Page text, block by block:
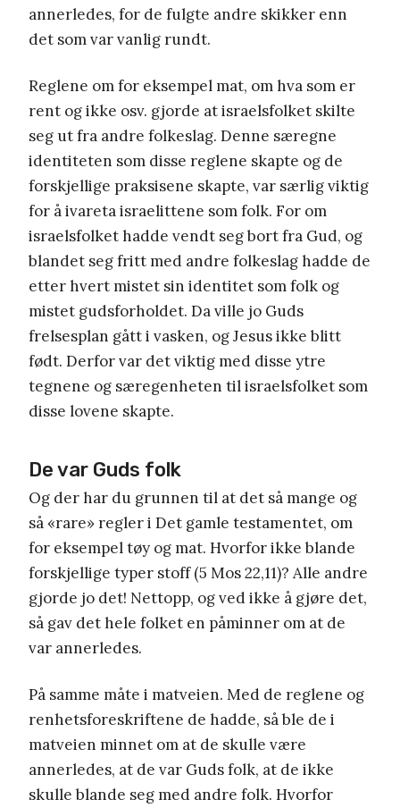
annerledes, for de fulgte andre skikker enn
det som var vanlig rundt.
Reglene om for eksempel mat, om hva som er
rent og ikke osv. gjorde at israelsfolket skilte
seg ut fra andre folkeslag. Denne særegne
identiteten som disse reglene skapte og de
forskjellige praksisene skapte, var særlig viktig
for å ivareta israelittene som folk. For om
israelsfolket hadde vendt seg bort fra Gud, og
blandet seg fritt med andre folkeslag hadde de
etter hvert mistet sin identitet som folk og
mistet gudsforholdet. Da ville jo Guds
frelsesplan gått i vasken, og Jesus ikke blitt
født. Derfor var det viktig med disse ytre
tegnene og særegenheten til israelsfolket som
disse lovene skapte.
De var Guds folk
Og der har du grunnen til at det så mange og
så «rare» regler i Det gamle testamentet, om
for eksempel tøy og mat. Hvorfor ikke blande
forskjellige typer stoff (5 Mos 22,11)? Alle andre
gjorde jo det! Nettopp, og ved ikke å gjøre det,
så gav det hele folket en påminner om at de
var annerledes.
På samme måte i matveien. Med de reglene og
renhetsforeskriftene de hadde, så ble de i
matveien minnet om at de skulle være
annerledes, at de var Guds folk, at de ikke
skulle blande seg med andre folk. Hvorfor